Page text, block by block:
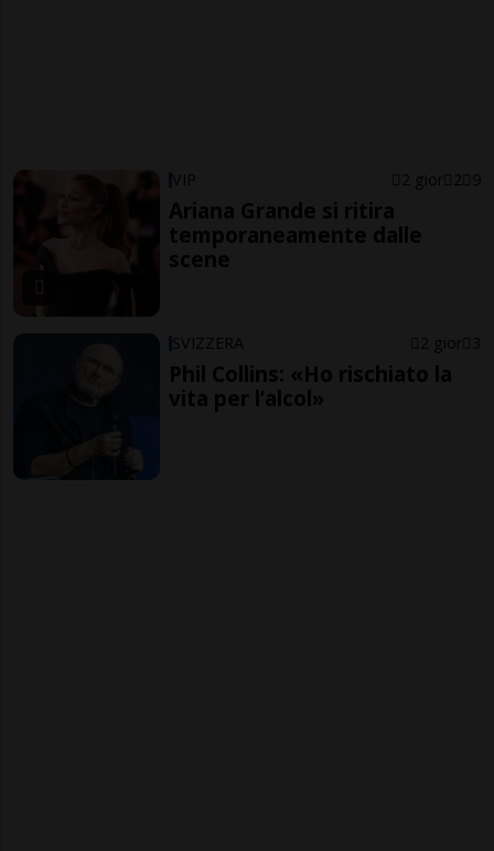
VIP 2 gior 2 9
Ariana Grande si ritira
temporaneamente dalle
scene
SVIZZERA 2 gior 3
Phil Collins: «Ho rischiato la
vita per l’alcol»